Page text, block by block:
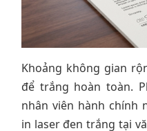
Khoảng không gian
để trắng hoàn toàn.
nhân viên hành chính
in laser đen trắng tại